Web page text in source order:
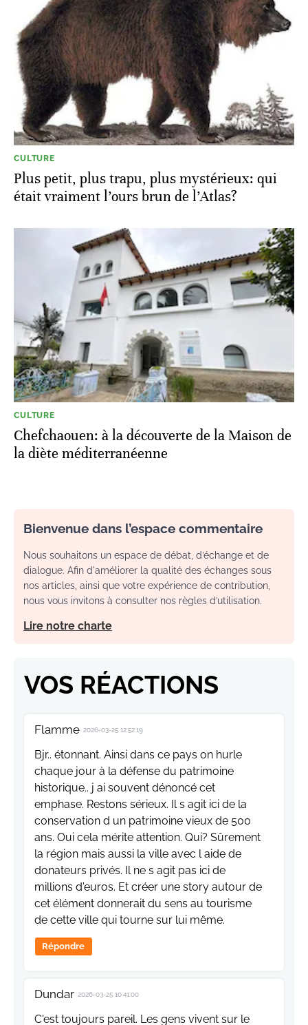
CULTURE
Plus petit, plus trapu, plus mystérieux: qui
était vraiment l’ours brun de l’Atlas?
CULTURE
Chefchaouen: à la découverte de la Maison de
la diète méditerranéenne
Bienvenue dans l’espace commentaire
Nous souhaitons un espace de débat, d’échange et de
dialogue. Afin d'améliorer la qualité des échanges sous
nos articles, ainsi que votre expérience de contribution,
nous vous invitons à consulter nos règles d’utilisation.
Lire notre charte
VOS RÉACTIONS
Flamme 2026-03-25 12:52:19
Bjr.. étonnant. Ainsi dans ce pays on hurle
chaque jour à la défense du patrimoine
historique.. j ai souvent dénoncé cet
emphase. Restons sérieux. Il s agit ici de la
conservation d un patrimoine vieux de 500
ans. Oui cela mérite attention. Qui? Sûrement
la région mais aussi la ville avec l aide de
donateurs privés. Il ne s agit pas ici de
millions d'euros. Et créer une story autour de
cet élément donnerait du sens au tourisme
de cette ville qui tourne sur lui même.
Répondre
Dundar 2026-03-25 10:41:00
C'est toujours pareil. Les gens vivent sur le